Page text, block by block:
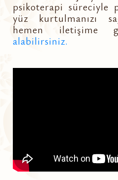
psikoterapi süreciyle
yüz kurtulmanızı
hemen iletişime
alabilirsiniz.